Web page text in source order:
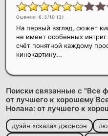
Оценка: 6.3/10 (3)
На первый взгляд, сюжет
не имеет особенных
счёт понятной каждому
кинокартину...
Поиски связанные с "Все
от лучшего к хорошему
Нолана: от лучшего к
дуэйн «скала» джонсон